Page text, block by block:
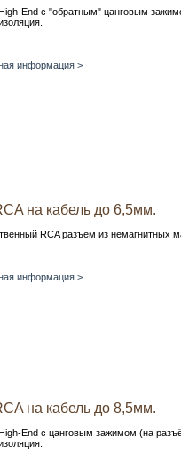
End c "обратным" цанговым
информация >
на кабель до 6,5мм.
RCA разъём из немагнитных
информация >
на кабель до 8,5мм.
End c цанговым зажимом (на